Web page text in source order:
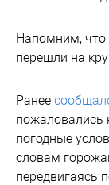
Напомним, что
перешли на
Ранее
пожаловались
погодные
словам
передвигаясь